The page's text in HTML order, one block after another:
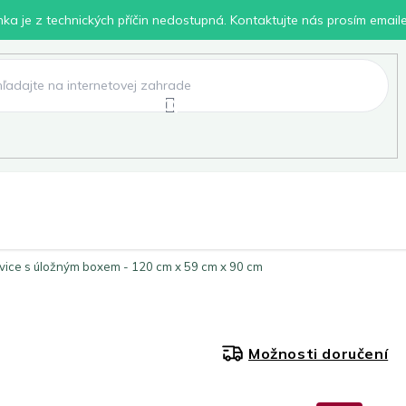
je z technických příčin nedostupná. Kontaktujte nás prosím
s úložným boxem - 120 cm x 59 cm x 90 cm
Možnosti doručení